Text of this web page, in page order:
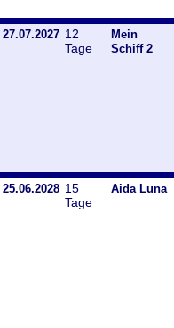
27.07.2027 12
Tage
Mein
Schiff 2
25.06.2028 15
Tage
Aida Luna